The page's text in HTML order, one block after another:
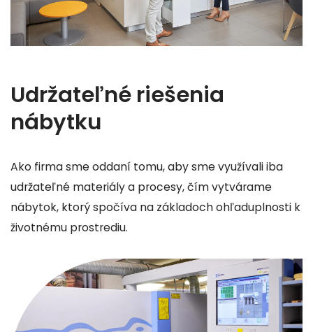
Udržateľné riešenia
nábytku
Ako firma sme oddaní tomu, aby sme využívali iba
udržateľné materiály a procesy, čím vytvárame
nábytok, ktorý spočíva na základoch ohľaduplnosti k
životnému prostrediu.